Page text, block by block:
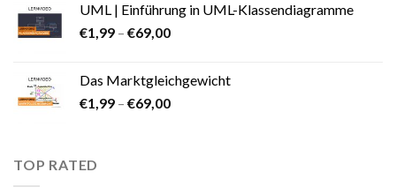
UML | Einführung in UML-Klassendiagramme
€1,99 – €69,00
Das Marktgleichgewicht
€1,99 – €69,00
TOP RATED